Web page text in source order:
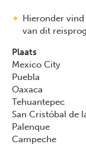
Hieronder
van dit
Plaats
Mexico City
Puebla
Oaxaca
Tehuantepec
San Cristóbal de
Palenque
Campeche